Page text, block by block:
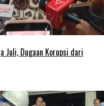
Juli, Dugaan Korupsi dari